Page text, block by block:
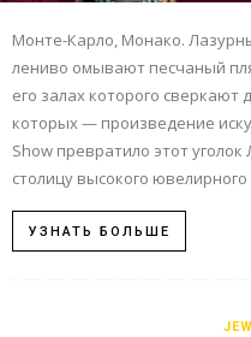
Монте-Карло, Монако.
лениво омывают песчаный
его залах которого
которых — произведение
Show превратило этот
столицу высокого ювелирного
УЗНАТЬ БОЛЬШЕ